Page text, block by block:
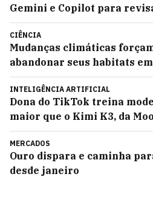
Gemini e Copilot para
CIÊNCIA
Mudanças climáticas
abandonar seus habitats
INTELIGÊNCIA ARTIFICIAL
Dona do TikTok treina
maior que o Kimi K3, da
MERCADOS
Ouro dispara e caminha
desde janeiro